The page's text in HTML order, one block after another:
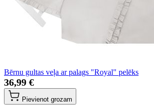
Bērnu gultas veļa ar palags "Royal" pelēks
36,99 €
Pievienot grozam